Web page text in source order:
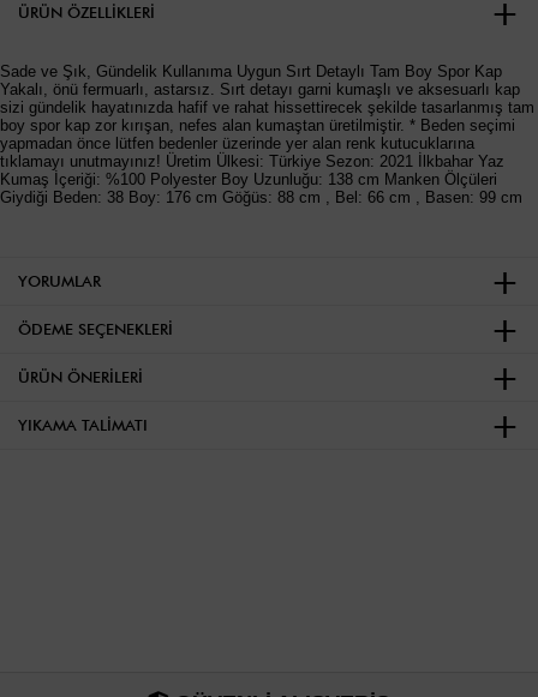
ÜRÜN ÖZELLIKLERI
Sade ve Şık, Gündelik Kullanıma Uygun Sırt Detaylı Tam Boy Spor Kap
Yakalı, önü fermuarlı, astarsız. Sırt detayı garni kumaşlı ve aksesuarlı kap
sizi gündelik hayatınızda hafif ve rahat hissettirecek şekilde tasarlanmış tam
boy spor kap zor kırışan, nefes alan kumaştan üretilmiştir. * Beden seçimi
yapmadan önce lütfen bedenler üzerinde yer alan renk kutucuklarına
tıklamayı unutmayınız! Üretim Ülkesi: Türkiye Sezon: 2021 İlkbahar Yaz
Kumaş İçeriği: %100 Polyester Boy Uzunluğu: 138 cm Manken Ölçüleri
Giydiği Beden: 38 Boy: 176 cm Göğüs: 88 cm , Bel: 66 cm , Basen: 99 cm
YORUMLAR
ÖDEME SEÇENEKLERI
ÜRÜN ÖNERILERI
YIKAMA TALIMATI